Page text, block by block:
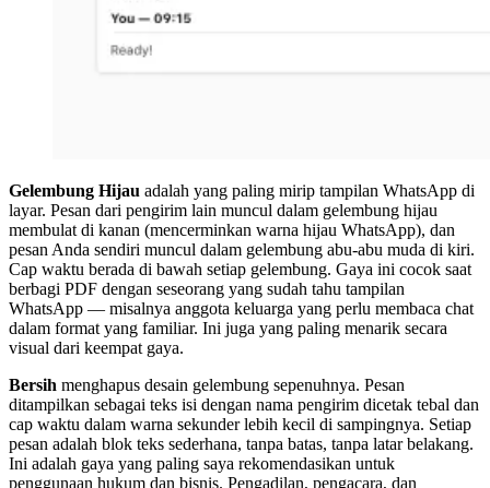
Gelembung Hijau adalah yang paling mirip tampilan WhatsApp di
layar. Pesan dari pengirim lain muncul dalam gelembung hijau
membulat di kanan (mencerminkan warna hijau WhatsApp), dan
pesan Anda sendiri muncul dalam gelembung abu-abu muda di kiri.
Cap waktu berada di bawah setiap gelembung. Gaya ini cocok saat
berbagi PDF dengan seseorang yang sudah tahu tampilan
WhatsApp — misalnya anggota keluarga yang perlu membaca chat
dalam format yang familiar. Ini juga yang paling menarik secara
visual dari keempat gaya.
Bersih menghapus desain gelembung sepenuhnya. Pesan
ditampilkan sebagai teks isi dengan nama pengirim dicetak tebal dan
cap waktu dalam warna sekunder lebih kecil di sampingnya. Setiap
pesan adalah blok teks sederhana, tanpa batas, tanpa latar belakang.
Ini adalah gaya yang paling saya rekomendasikan untuk
penggunaan hukum dan bisnis. Pengadilan, pengacara, dan